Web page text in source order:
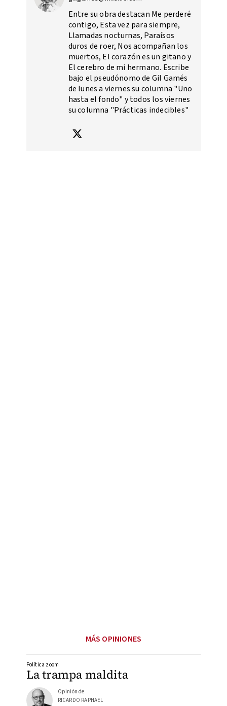
Entre su obra destacan Me perderé
contigo, Esta vez para siempre,
Llamadas nocturnas, Paraísos
duros de roer, Nos acompañan los
muertos, El corazón es un gitano y
El cerebro de mi hermano. Escribe
bajo el pseudónomo de Gil Gamés
de lunes a viernes su columna "Uno
hasta el fondo" y todos los viernes
su columna "Prácticas indecibles"
MÁS OPINIONES
La trampa maldita
Política zoom
Opinión de
RICARDO RAPHAEL